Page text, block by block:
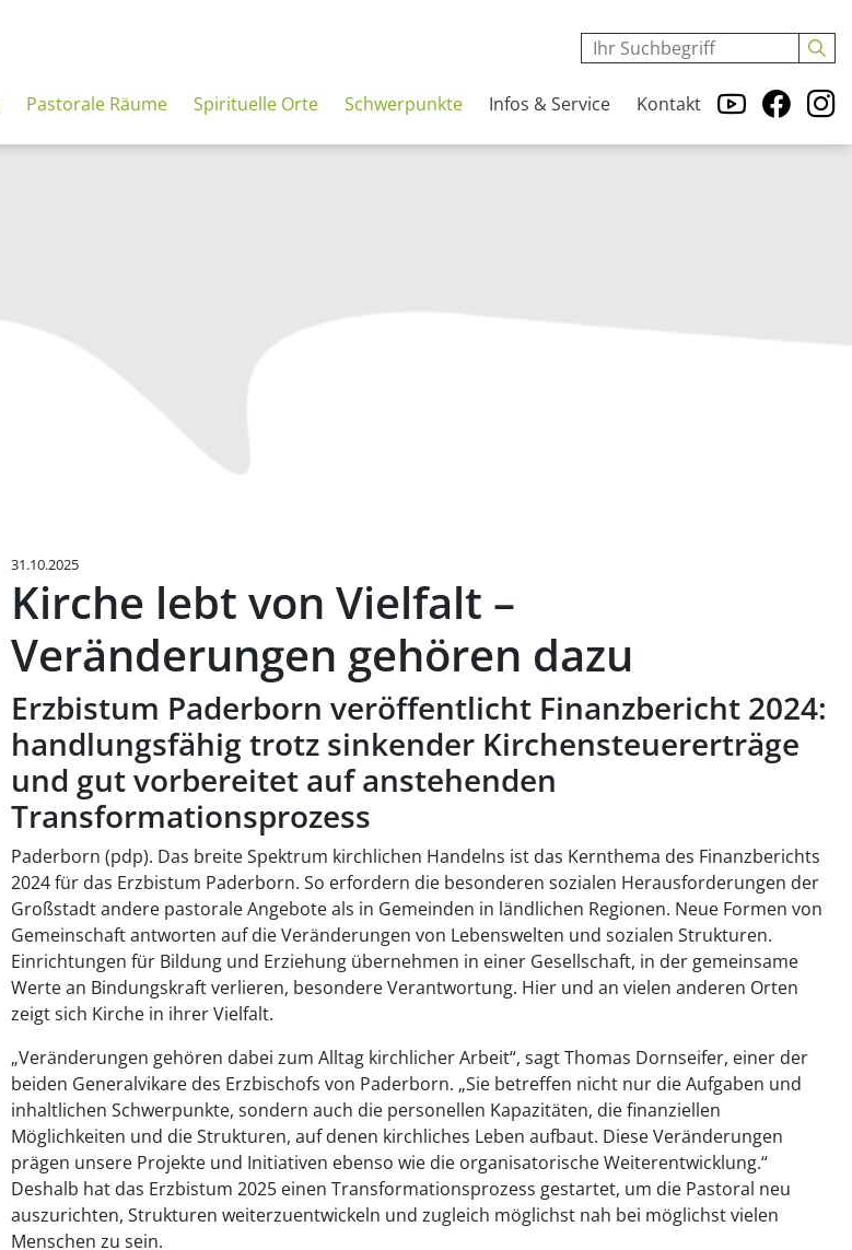
Pastorale Räume Spirituelle Orte Schwerpunkte Infos & Service Kontakt
31.10.2025
Kirche lebt von Vielfalt –
Veränderungen gehören dazu
Erzbistum Paderborn veröffentlicht Finanzbericht 2024:
handlungsfähig trotz sinkender Kirchensteuererträge
und gut vorbereitet auf anstehenden
Transformationsprozess
Paderborn (pdp). Das breite Spektrum kirchlichen Handelns ist das Kernthema des Finanzberichts
2024 für das Erzbistum Paderborn. So erfordern die besonderen sozialen Herausforderungen der
Großstadt andere pastorale Angebote als in Gemeinden in ländlichen Regionen. Neue Formen von
Gemeinschaft antworten auf die Veränderungen von Lebenswelten und sozialen Strukturen.
Einrichtungen für Bildung und Erziehung übernehmen in einer Gesellschaft, in der gemeinsame
Werte an Bindungskraft verlieren, besondere Verantwortung. Hier und an vielen anderen Orten
zeigt sich Kirche in ihrer Vielfalt.
„Veränderungen gehören dabei zum Alltag kirchlicher Arbeit“, sagt Thomas Dornseifer, einer der
beiden Generalvikare des Erzbischofs von Paderborn. „Sie betreffen nicht nur die Aufgaben und
inhaltlichen Schwerpunkte, sondern auch die personellen Kapazitäten, die finanziellen
Möglichkeiten und die Strukturen, auf denen kirchliches Leben aufbaut. Diese Veränderungen
prägen unsere Projekte und Initiativen ebenso wie die organisatorische Weiterentwicklung.“
Deshalb hat das Erzbistum 2025 einen Transformationsprozess gestartet, um die Pastoral neu
auszurichten, Strukturen weiterzuentwickeln und zugleich möglichst nah bei möglichst vielen
Menschen zu sein.